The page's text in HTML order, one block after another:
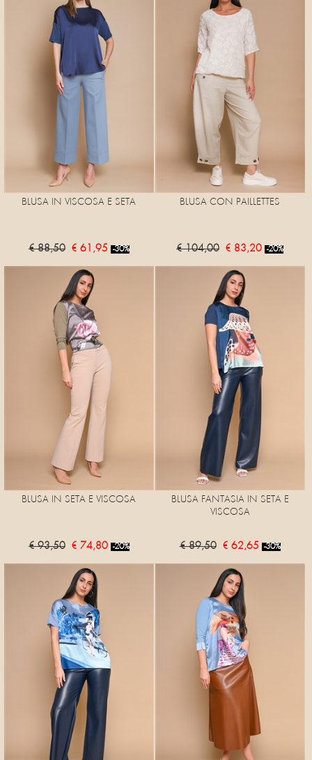
BLUSA IN VISCOSA E SETA
€ 88,50 € 61,95 -30%
BLUSA CON PAILLETTES
€ 104,00 € 83,20 -20%
BLUSA IN SETA E VISCOSA
€ 93,50 € 74,80 -20%
BLUSA FANTASIA IN SETA E
VISCOSA
€ 89,50 € 62,65 -30%